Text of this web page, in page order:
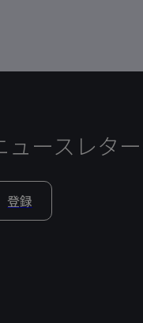
ュースレタ
登録